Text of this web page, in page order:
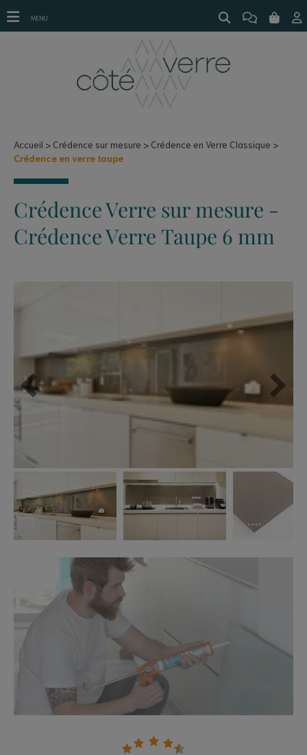
Crédence en verre taupe
Accueil Crédence sur mesure
Crédence en Verre Classique
Crédence en verre taupe
Crédence Verre sur mesure -
Crédence Verre Taupe 6 mm
MENU